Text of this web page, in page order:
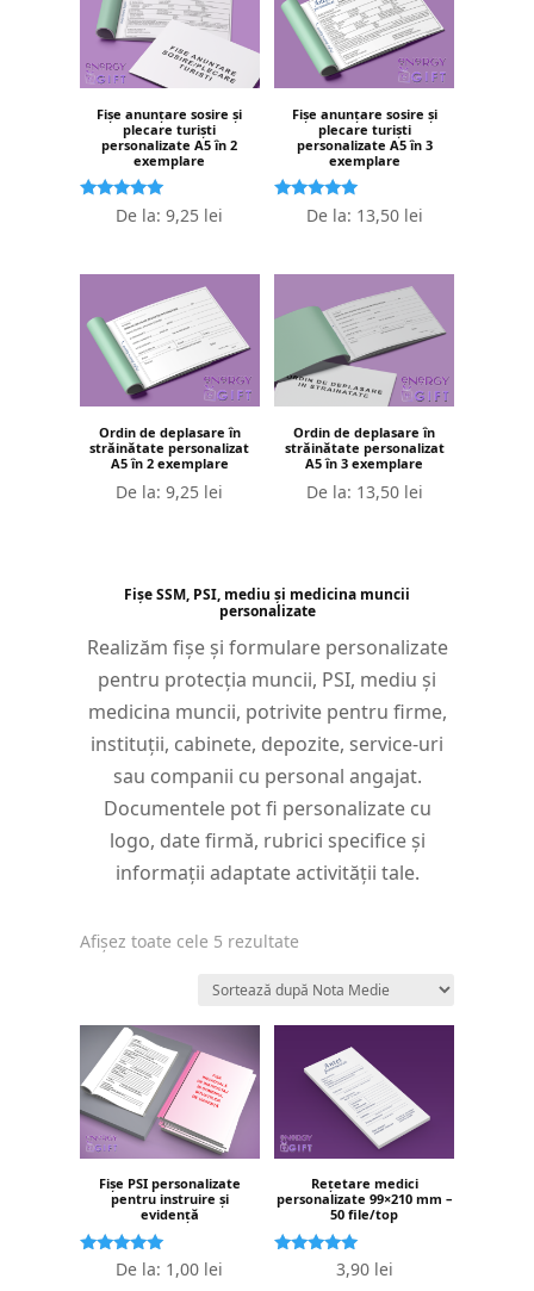
Fișe anunțare sosire și
plecare turiști
personalizate A5 în 2
exemplare
Evaluat la
5.00
De la:9,25 lei
Fișe anunțare sosire și
plecare turiști
personalizate A5 în 3
exemplare
Evaluat la
5.00
De la: 13,50 lei
Ordin de deplasare în
străinătate personalizat
A5 în 2 exemplare
De la:9,25 lei
Ordin de deplasare în
străinătate personalizat
A5 în 3 exemplare
De la: 13,50 lei
Fișe SSM, PSI, mediu și medicina muncii
personalizate
Realizăm fișe și formulare personalizate
pentru protecția muncii, PSI, mediu și
medicina muncii, potrivite pentru firme,
instituții, cabinete, depozite, service-uri
sau companii cu personal angajat.
Documentele pot fi personalizate cu
logo, date firmă, rubrici specifice și
informații adaptate activității tale.
Afișez toate cele 5 rezultate
Fișe PSI personalizate
pentru instruire și
evidență
Evaluat la
5.00
De la: 1,00 lei
Rețetare medici
personalizate 99×210 mm –
50 file/top
Evaluat la3,90 lei